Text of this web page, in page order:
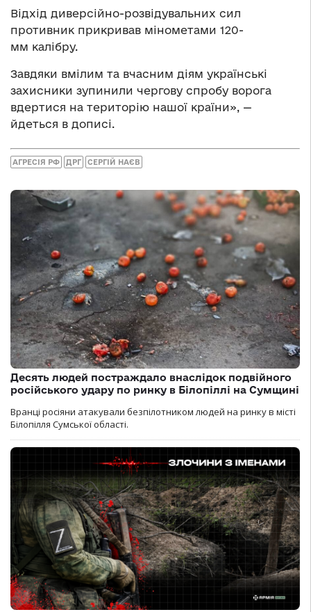
Відхід диверсійно-розвідувальних сил
противник прикривав мінометами 120-
мм калібру.
Завдяки вмілим та вчасним діям українські
захисники зупинили чергову спробу ворога
вдертися на територію нашої країни», —
йдеться в дописі.
АГРЕСІЯ РФ ДРГ СЕРГІЙ НАЄВ
Десять людей постраждало внаслідок подвійного
російського удару по ринку в Білопіллі на Сумщині
Вранці росіяни атакували безпілотником людей на ринку в місті
Білопілля Сумської області.